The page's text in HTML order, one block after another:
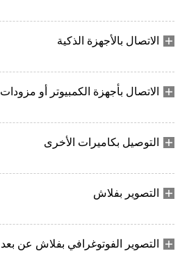
الاتصال بالأجهزة الذكية
الاتصال بأجهزة الكمبيوتر أو مزودات FTP
التوصيل بكاميرات الأخرى
التصوير بفلاش
التصوير الفوتوغرافي بفلاش عن بعد